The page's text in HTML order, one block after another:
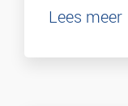
Lees meer